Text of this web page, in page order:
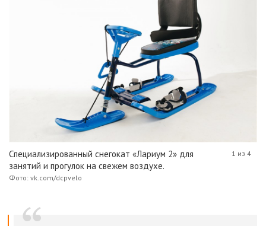
Специализированный снегокат «Лариум 2» для
занятий и прогулок на свежем воздухе.
Фото: vk.com/dcpvelo
1 из 4